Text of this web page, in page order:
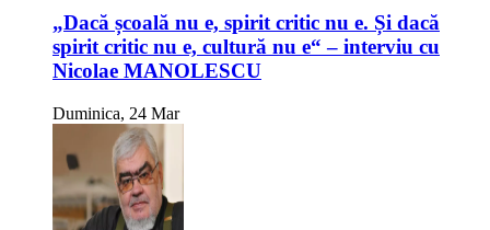
„Dacă școală nu e, spirit critic nu e. Și dacă
spirit critic nu e, cultură nu e“ – interviu cu
Nicolae MANOLESCU
Duminica, 24 Mar